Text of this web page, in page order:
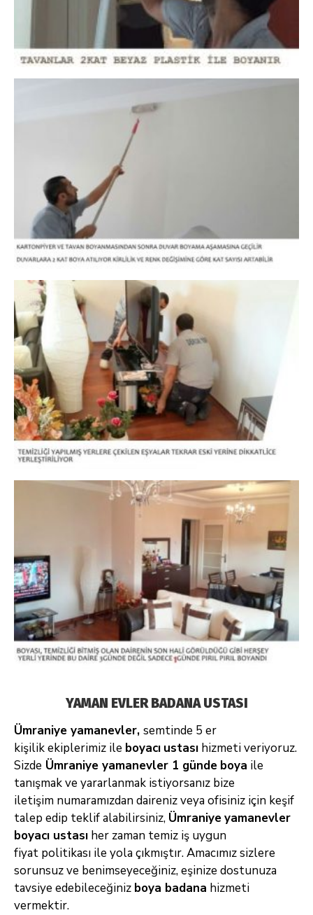
YAMAN EVLER BADANA USTASI
Ümraniye yamanevler, semtinde 5 er
kişilikekiplerimiz ile boyacı ustası hizmeti veriyoruz.
Sizde Ümraniye yamanevler 1 günde boya ile
tanışmak ve yararlanmak istiyorsanız bize
iletişim numaramızdan daireniz veya ofisiniz için keşif
talep edip teklif alabilirsiniz, Ümraniyeyamanevler
boyacı ustası her zaman temiz iş uygun
fiyat politikası ile yola çıkmıştır. Amacımız sizlere
sorunsuz ve benimseyeceğiniz, eşinize dostunuza
tavsiye edebileceğiniz boya badana hizmeti
vermektir.